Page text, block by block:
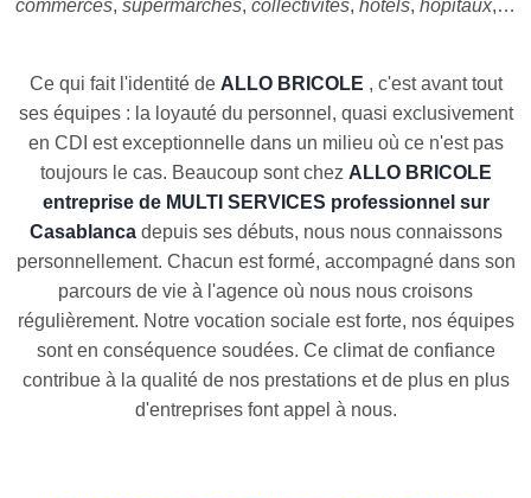
commerces, supermarchés, collectivités, hôtels, hôpitaux,…
Ce qui fait l'identité de ALLO BRICOLE , c'est avant tout
ses équipes : la loyauté du personnel, quasi exclusivement
en CDI est exceptionnelle dans un milieu où ce n'est pas
toujours le cas. Beaucoup sont chez ALLO BRICOLE
entreprise de MULTI SERVICES professionnel sur
Casablancadepuis ses débuts, nous nous connaissons
personnellement. Chacun est formé, accompagné dans son
parcours de vie à l'agence où nous nous croisons
régulièrement. Notre vocation sociale est forte, nos équipes
sont en conséquence soudées. Ce climat de confiance
contribue à la qualité de nos prestations et de plus en plus
d'entreprises font appel à nous.